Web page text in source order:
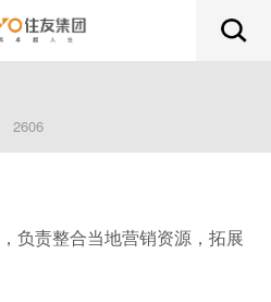
2606
负责整合当地营销资源，拓展